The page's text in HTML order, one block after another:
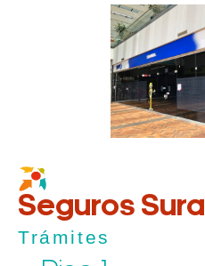
Seguros Sura
Trámites